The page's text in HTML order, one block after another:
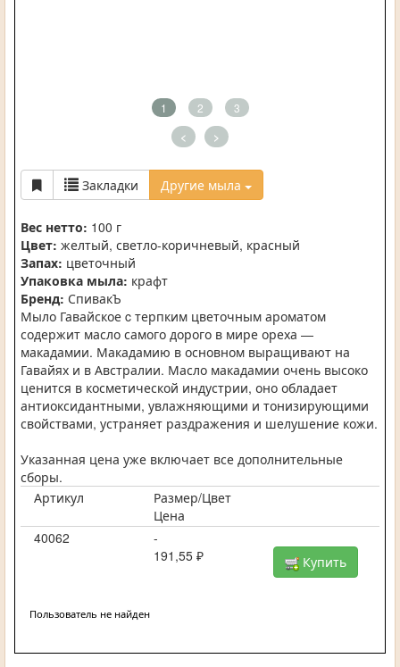
1 2 3
< >
Закладки Другие мыла
Вес нетто: 100 г
Цвет: желтый, светло-коричневый, красный
Запах: цветочный
Упаковка мыла: крафт
Бренд: СпивакЪ
Мыло Гавайское c терпким цветочным ароматом
содержит масло самого дорого в мире ореха —
макадамии. Макадамию в основном выращивают на
Гавайях и в Австралии. Масло макадамии очень высоко
ценится в косметической индустрии, оно обладает
антиоксидантными, увлажняющими и тонизирующими
свойствами, устраняет раздражения и шелушение кожи.
Указанная цена уже включает все дополнительные
сборы.
Артикул
Размер/Цвет
Цена
40062
-
191,55 ₽
Купить
Пользователь не найден